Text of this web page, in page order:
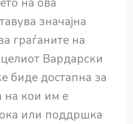
значајна
граѓаните на
Вардарски
биде достапна за
на кои им е
или поддршка